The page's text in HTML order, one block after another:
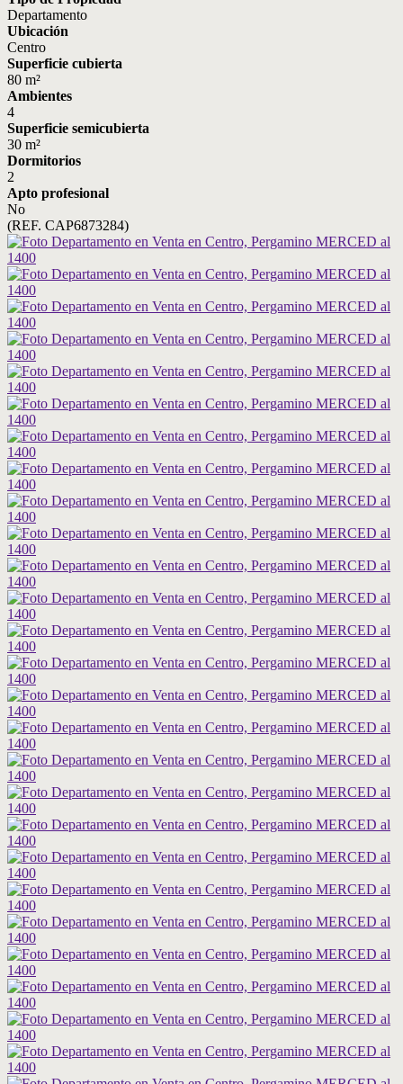
Departamento
Ubicación
Centro
Superficie cubierta
80 m²
Ambientes
4
Superficie semicubierta
30 m²
Dormitorios
2
Apto profesional
No
(REF. CAP6873284)